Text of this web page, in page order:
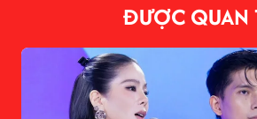
ĐƯỢC QUAN